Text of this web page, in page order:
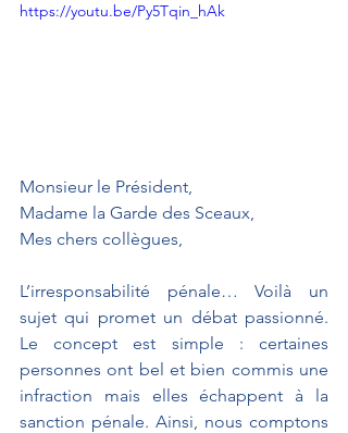
https://youtu.be/Py5Tqin_hAk
Monsieur le Président,
Madame la Garde des Sceaux,
Mes chers collègues,
L’irresponsabilité pénale… Voilà un
sujet qui promet un débat passionné.
Le concept est simple : certaines
personnes ont bel et bien commis une
infraction mais elles échappent à la
sanction pénale. Ainsi, nous comptons